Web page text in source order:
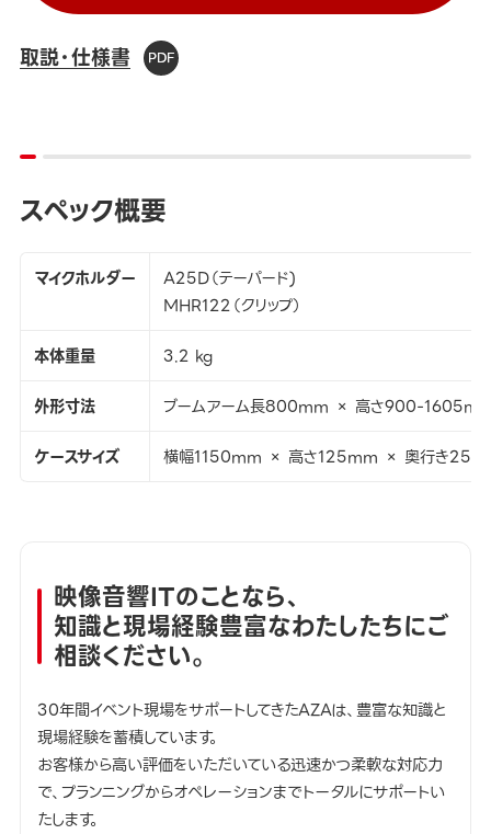
取説・仕様書
スペック概要
マイクホルダー
A25D（テーパード)
MHR122（クリップ）
本体重量
3.2 kg
外形寸法
ブームアーム長800mm × 高さ900-
ケースサイズ
横幅1150mm × 高さ125mm × 奥行き
映像音響ITのことなら、
知識と現場経験豊富なわたしたちにご
相談ください。
30年間イベント現場をサポートしてきたAZAは、豊富な知識と
現場経験を蓄積しています。
お客様から高い評価をいただいている迅速かつ柔軟な対応力
で、プランニングからオペレーションまでトータルにサポートい
たします。